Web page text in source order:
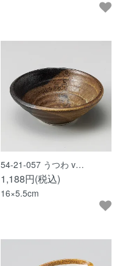
54-21-057 うつわ v…
1,188円(税込)
16×5.5cm